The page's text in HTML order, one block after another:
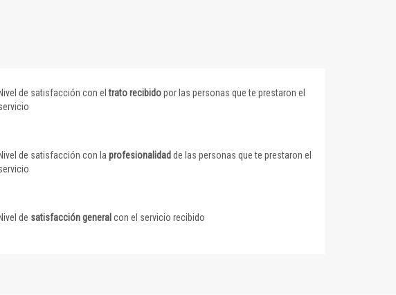
Nivel de satisfacción con eltrato recibidopor las personas que te prestaron el
Nivel de satisfacción con la profesionalidad de las personas que te prestaron el
Nivel de satisfacción general con el servicio recibido